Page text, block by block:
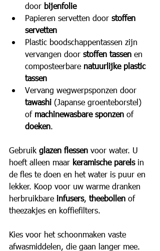
door bijenfolie
Papieren servetten door stoffen
servetten
Plastic boodschappentassen zijn
vervangen door stoffen tassen en
composteerbare natuurlijke plastic
tassen
Vervang wegwerpsponzen door
tawashi (Japanse groenteborstel)
of machinewasbare sponzen of
doeken.
Gebruik glazen flessen voor water. U
hoeft alleen maar keramische parels in
de fles te doen en het water is puur en
lekker. Koop voor uw warme dranken
herbruikbare infusers, theebollen of
theezakjes en koffiefilters.
Kies voor het schoonmaken vaste
afwasmiddelen, die gaan langer mee.